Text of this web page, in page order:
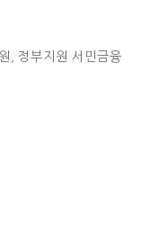
,정부지원 서민금융